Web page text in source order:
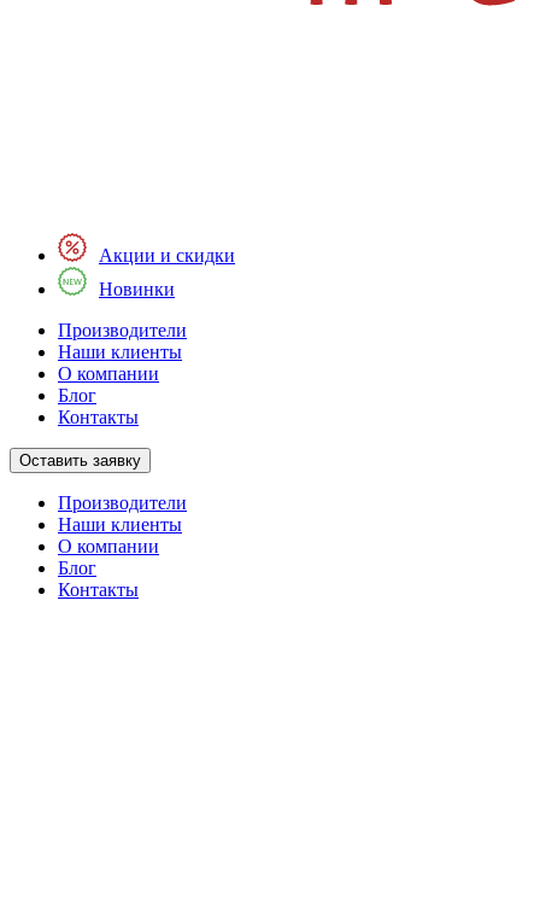
Акции и скидки
Новинки
Производители
Наши клиенты
О компании
Блог
Контакты
Оставить заявку
Производители
Наши клиенты
О компании
Блог
Контакты